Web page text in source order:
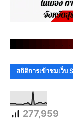
. . .
สถิติการเข้าชมเว็บ
277,959